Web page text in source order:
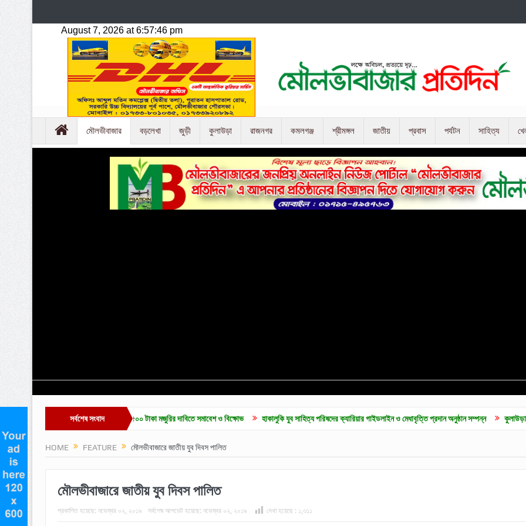
মৌলভীবাজার বড়লেখা জুড়ী কুলাউড়া রাজনগর কমলগঞ্জ শ্রীমঙ্গল জাতীয় প্রবাস পর্যটন সাহিত্য
সর্বশেষ সংবাদ
শ্রমিক ইউনিয়ন নির্বাচন ও দৈনিক ৫০০ টাকা মজুরির দাবিতে সমাবেশ ও বিক্ষোভ হাকালুকি যুব সাহিত্য পরিষদের ক্যারিয়ার গাইডলাইন ও মেধাবৃত্তি প্রদান অনুষ্ঠান সম্পন্ন কুলাউড়ায় জুলাই
HOME FEATURE মৌলভীবাজারে জাতীয় যুব দিবস পালিত
মৌলভীবাজারে জাতীয় যুব দিবস পালিত
প্রকাশিত হয়েছে: নভেম্বর ০২, ২০১৯ সর্বশেষ আপডেট হয়েছে: নভেম্বর ০২, ২০১৯ দেখা হয়েছে : ১,৩১১